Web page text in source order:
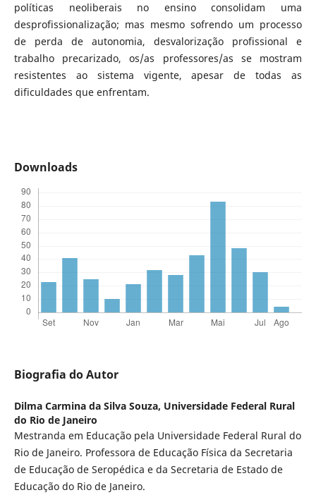
políticas neoliberais no ensino consolidam uma
desprofissionalização; mas mesmo sofrendo um processo
de perda de autonomia, desvalorização profissional e
trabalho precarizado, os/as professores/as se mostram
resistentes ao sistema vigente, apesar de todas as
dificuldades que enfrentam.
Downloads
Biografia do Autor
Dilma Carmina da Silva Souza, Universidade Federal Rural
do Rio de Janeiro
Mestranda em Educação pela Universidade Federal Rural do
Rio de Janeiro. Professora de Educação Física da Secretaria
de Educação de Seropédica e da Secretaria de Estado de
Educação do Rio de Janeiro.